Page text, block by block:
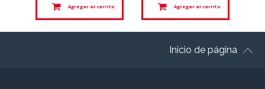
Agregar al carrito Agregar al carrito
Inicio de página